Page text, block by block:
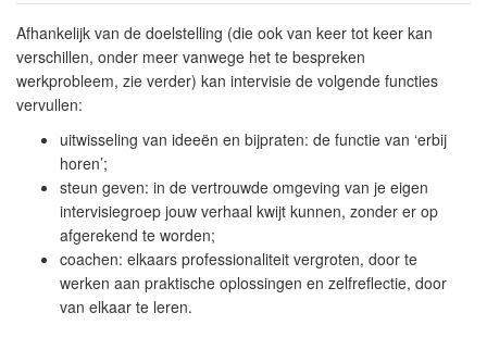
Afhankelijk van de doelstelling (die ook van keer tot keer kan
verschillen, onder meer vanwege het te bespreken
werkprobleem, zie verder) kan intervisie de volgende functies
vervullen:
uitwisseling van ideeën en bijpraten: de functie van ‘erbij
horen’;
steun geven: in de vertrouwde omgeving van je eigen
intervisiegroep jouw verhaal kwijt kunnen, zonder er op
afgerekend te worden;
coachen: elkaars professionaliteit vergroten, door te
werken aan praktische oplossingen en zelfreflectie, door
van elkaar te leren.